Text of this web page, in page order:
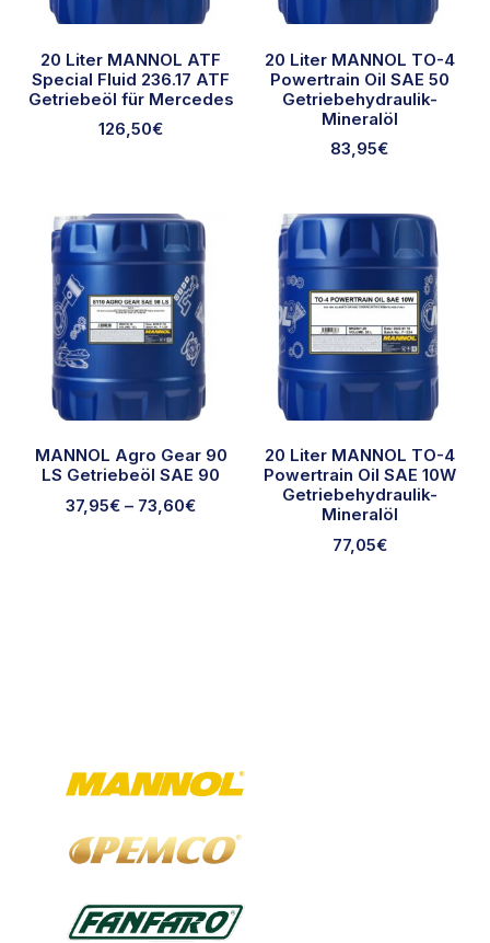
20 Liter MANNOL ATF
Special Fluid 236.17 ATF
Getriebeöl für Mercedes
126,50€
20 Liter MANNOL TO-4
Powertrain Oil SAE 50
Getriebehydraulik-
Mineralöl
83,95€
MANNOL Agro Gear 90
LS Getriebeöl SAE 90
37,95€ – 73,60€
20 Liter MANNOL TO-4
Powertrain Oil SAE 10W
Getriebehydraulik-
Mineralöl
77,05€